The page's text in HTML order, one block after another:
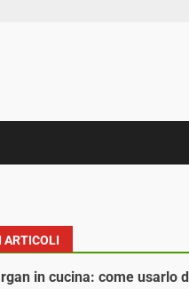
ARTICOLI
in cucina: come usarlo